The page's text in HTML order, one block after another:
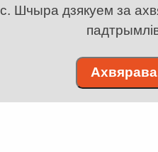
Шчыра дзякуем за